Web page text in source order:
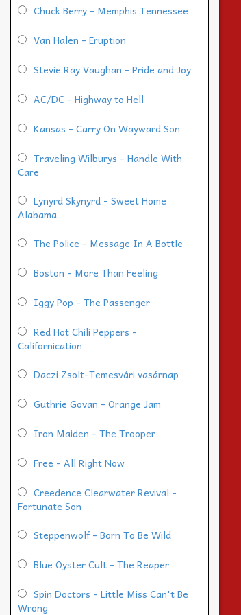
Chuck Berry - Memphis Tennessee
Van Halen - Eruption
Stevie Ray Vaughan - Pride and Joy
AC/DC - Highway to Hell
Kansas - Carry On Wayward Son
Traveling Wilburys - Handle With
Care
Lynyrd Skynyrd - Sweet Home
Alabama
The Police - Message In A Bottle
Boston - More Than Feeling
Iggy Pop - The Passenger
Red Hot Chili Peppers -
Californication
Daczi Zsolt-Temesvári vasárnap
Guthrie Govan - Orange Jam
Iron Maiden - The Trooper
Free - All Right Now
Creedence Clearwater Revival -
Fortunate Son
Steppenwolf - Born To Be Wild
Blue Oyster Cult - The Reaper
Spin Doctors - Little Miss Can't Be
Wrong